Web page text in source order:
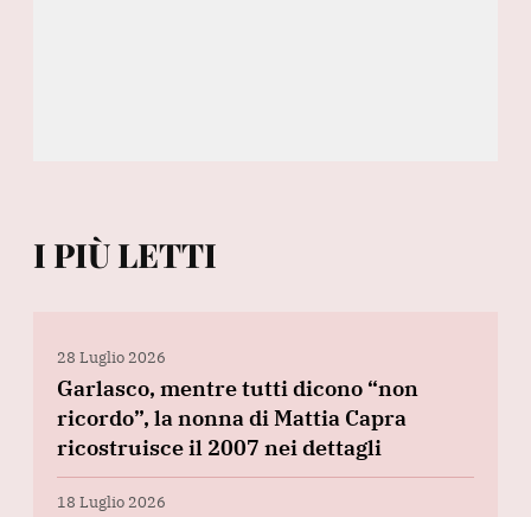
I PIÙ LETTI
28 Luglio 2026
Garlasco, mentre tutti dicono “non
ricordo”, la nonna di Mattia Capra
ricostruisce il 2007 nei dettagli
18 Luglio 2026